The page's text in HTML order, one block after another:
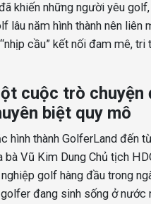
khiến những người yêu
lâu năm hình thành nên liên
cầu” kết nối đam mê,
cuộc trò chuyện
biệt quy mô
hình thành GolferLand đến
bà Vũ Kim Dung Chủ tịch
golf hàng đầu trong
đang sinh sống ở nước